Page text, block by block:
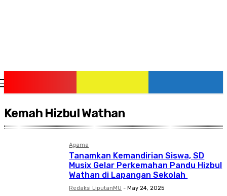
Kemah Hizbul Wathan
Agama
Tanamkan Kemandirian Siswa, SD
Musix Gelar Perkemahan Pandu Hizbul
Wathan di Lapangan Sekolah
Redaksi LiputanMU - May 24, 2025